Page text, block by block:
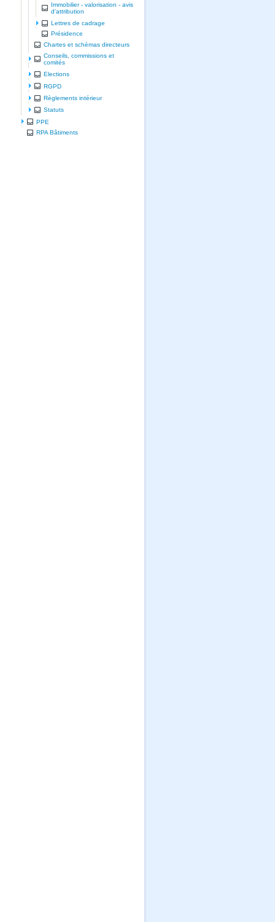
Immobilier - valorisation - avis
d'attribution
Lettres de cadrage
Présidence
Chartes et schèmas directeurs
Conseils, commissions et
comités
Elections
RGPD
Règlements intérieur
Statuts
PPE
RPA Bâtiments